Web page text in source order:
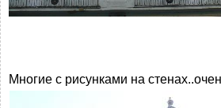
Многие с рисунками на